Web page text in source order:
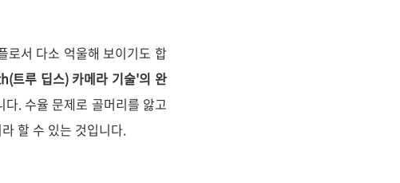
로서 다소 억울해 보이기도 합
트루 딥스) 카메라 기술'의 완
다. 수율 문제로 골머리를 앓고
할 수 있는 것입니다.